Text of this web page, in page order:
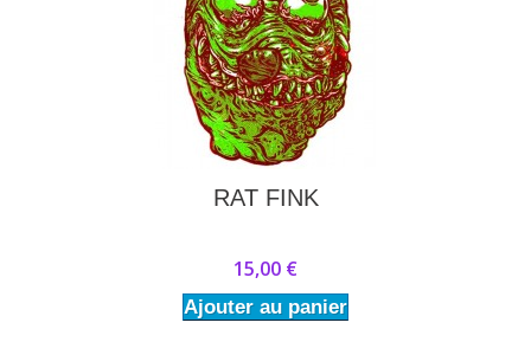
RAT FINK
15,00 €
Ajouter au panier